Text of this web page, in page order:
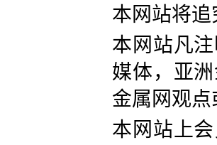
本网站将
本网站凡
媒体，亚
金属网观
本网站上